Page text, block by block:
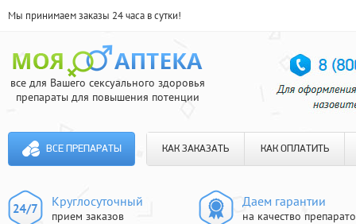
Мы принимаем заказы 24 часа в сутки!
все для Вашего сексуального здоровья
препараты для повышения потенции
ВСЕ ПРЕПАРАТЫ КАК ЗАКАЗАТЬ КАК ОПЛАТИТЬ
Круглосуточный
прием заказов
Даем гарантии
на качество